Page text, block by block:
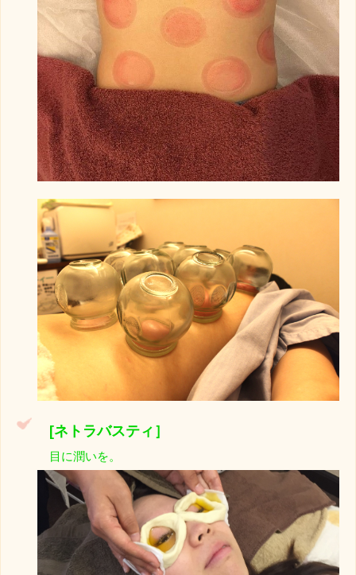
[ネトラバスティ］
目に潤いを。